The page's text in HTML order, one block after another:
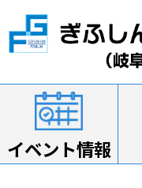
イベント情報